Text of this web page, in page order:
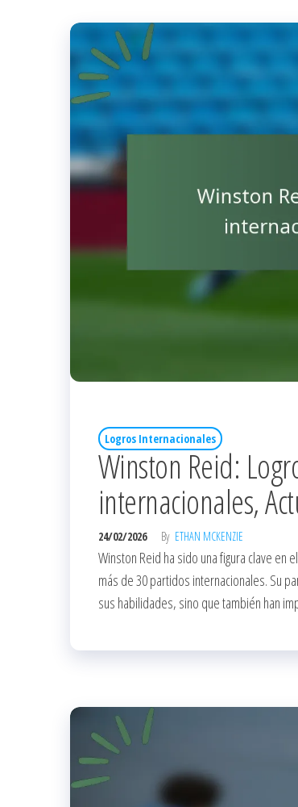
Logros Internacionales
Winston Reid:
internacionales,
24/02/2026 By ETHAN MCKENZIE
Winston Reid ha sido una figura clave
más de 30 partidos internacionales. Su
sus habilidades, sino que también han